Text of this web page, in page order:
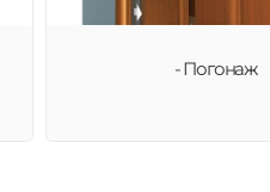
- Погонаж